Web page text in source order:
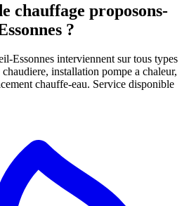
chauffage proposons-
?
Essonnes interviennent sur tous types
installation pompe a chaleur,
chauffe-eau. Service disponible